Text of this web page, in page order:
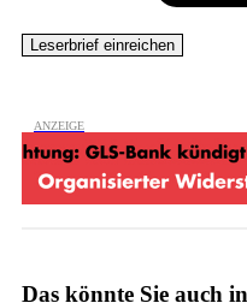
Das könnte Sie auch